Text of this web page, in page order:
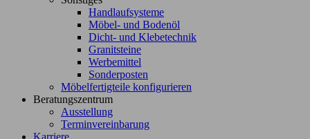
Handlaufsysteme
Möbel- und Bodenöl
Dicht- und Klebetechnik
Granitsteine
Werbemittel
Sonderposten
Möbelfertigteile konfigurieren
Beratungszentrum
Ausstellung
Terminvereinbarung